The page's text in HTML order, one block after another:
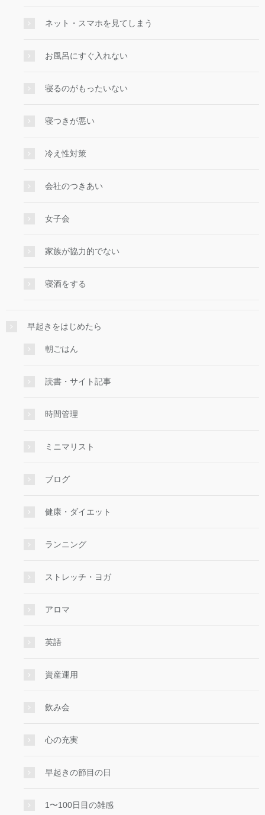
ネット・スマホを見てしまう
お風呂にすぐ入れない
寝るのがもったいない
寝つきが悪い
冷え性対策
会社のつきあい
女子会
家族が協力的でない
寝酒をする
早起きをはじめたら
朝ごはん
読書・サイト記事
時間管理
ミニマリスト
ブログ
健康・ダイエット
ランニング
ストレッチ・ヨガ
アロマ
英語
資産運用
飲み会
心の充実
早起きの節目の日
1〜100日目の雑感